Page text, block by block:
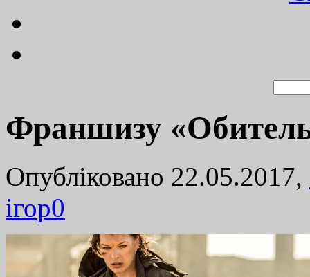
Франшизу «Обитель
Опубліковано 22.05.2017,
ігор0